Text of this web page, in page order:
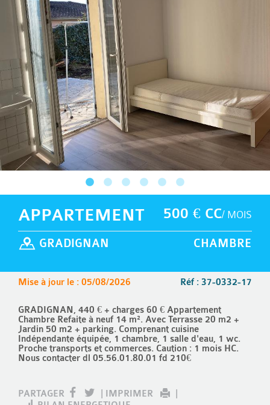
500 € CC/ MOIS
APPARTEMENT
CHAMBRE
GRADIGNAN
Réf : 37-0332-17
Mise à jour le : 05/08/2026
GRADIGNAN, 440 € + charges 60 € Appartement
Chambre Refaite à neuf 14 m². Avec Terrasse 20 m2 +
Jardin 50 m2 + parking. Comprenant cuisine
Indépendante équipée, 1 chambre, 1 salle d'eau, 1 wc.
Proche transports et commerces. Caution : 1 mois HC.
Nous contacter dl 05.56.01.80.01 fd 210€
PARTAGER IMPRIMER